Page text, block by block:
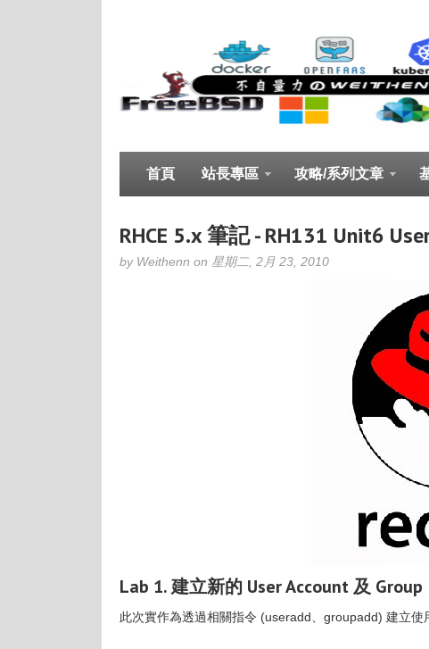
首頁 站長專區 攻略/系列文章
RHCE 5.x 筆記 - RH131 Unit6
by Weithenn on 星期二, 2月 23, 2010
Lab 1. 建立新的 User Account 及 Group
此次實作為透過相關指令 (useradd、groupadd) 建立使